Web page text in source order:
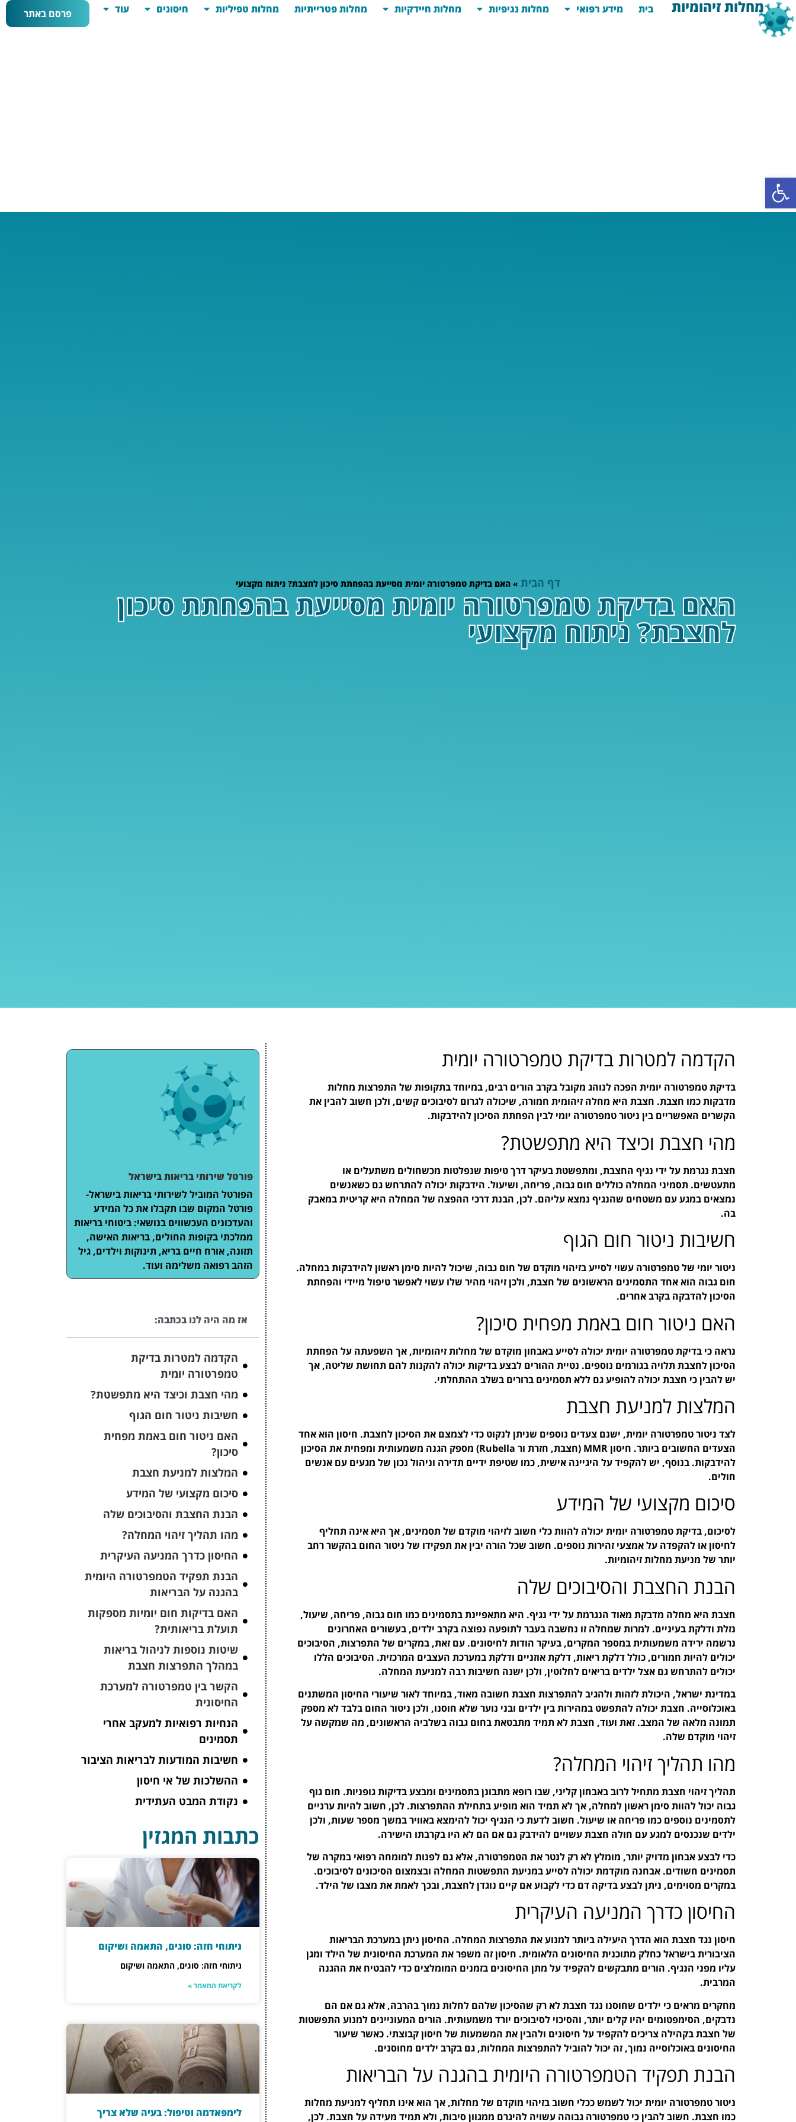
פתח סרגל נגישות
מחלות זיהומיות בית מידע רפואי מחלות נגיפיות מחלות חיידקיות מחלות פטרייתיות מחלות טפיליות חיסונים עוד פרסם באתר
דף הבית » האם בדיקת טמפרטורה יומית מסייעת בהפחתת סיכון לחצבת? ניתוח מקצועי
האם בדיקת טמפרטורה יומית מסייעת בהפחתת סיכון
לחצבת? ניתוח מקצועי
הקדמה למטרות בדיקת טמפרטורה יומית
בדיקת טמפרטורה יומית הפכה לנוהג מקובל בקרב הורים רבים, במיוחד בתקופות של התפרצות מחלות
מדבקות כמו חצבת. חצבת היא מחלה זיהומית חמורה, שיכולה לגרום לסיבוכים קשים, ולכן חשוב להבין את
הקשרים האפשריים בין ניטור טמפרטורה יומי לבין הפחתת הסיכון להידבקות.
מהי חצבת וכיצד היא מתפשטת?
חצבת נגרמת על ידי נגיף החצבת, ומתפשטת בעיקר דרך טיפות שנפלטות מכשחולים משתעלים או
מתעטשים. תסמיני המחלה כוללים חום גבוה, פריחה, ושיעול. הידבקות יכולה להתרחש גם כשאנשים
נמצאים במגע עם משטחים שהנגיף נמצא עליהם. לכן, הבנת דרכי ההפצה של המחלה היא קריטית במאבק
בה.
חשיבות ניטור חום הגוף
ניטור יומי של טמפרטורה עשוי לסייע בזיהוי מוקדם של חום גבוה, שיכול להיות סימן ראשון להידבקות במחלה.
חום גבוה הוא אחד התסמינים הראשונים של חצבת, ולכן זיהוי מהיר שלו עשוי לאפשר טיפול מיידי והפחתת
הסיכון להדבקה בקרב אחרים.
האם ניטור חום באמת מפחית סיכון?
נראה כי בדיקת טמפרטורה יומית יכולה לסייע באבחון מוקדם של מחלות זיהומיות, אך השפעתה על הפחתת
הסיכון לחצבת תלויה בגורמים נוספים. נטיית ההורים לבצע בדיקות יכולה להקנות להם תחושת שליטה, אך
יש להבין כי חצבת יכולה להופיע גם ללא תסמינים ברורים בשלב ההתחלתי.
המלצות למניעת חצבת
לצד ניטור טמפרטורה יומית, ישנם צעדים נוספים שניתן לנקוט כדי לצמצם את הסיכון לחצבת. חיסון הוא אחד
הצעדים החשובים ביותר. חיסון MMR (חצבת, חזרת ור Rubella) מספק הגנה משמעותית ומפחית את הסיכון
להידבקות. בנוסף, יש להקפיד על היגיינה אישית, כמו שטיפת ידיים תדירה וניהול נכון של מגעים עם אנשים
חולים.
סיכום מקצועי של המידע
לסיכום, בדיקת טמפרטורה יומית יכולה להוות כלי חשוב לזיהוי מוקדם של תסמינים, אך היא אינה תחליף
לחיסון או להקפדה על אמצעי זהירות נוספים. חשוב שכל הורה יבין את תפקידו של ניטור החום בהקשר רחב
יותר של מניעת מחלות זיהומיות.
הבנת החצבת והסיבוכים שלה
חצבת היא מחלה מדבקת מאוד הנגרמת על ידי נגיף. היא מתאפיינת בתסמינים כמו חום גבוה, פריחה, שיעול,
נזלת ודלקת בעיניים. למרות שמחלה זו נחשבה בעבר לתופעה נפוצה בקרב ילדים, בעשורים האחרונים
נרשמה ירידה משמעותית במספר המקרים, בעיקר הודות לחיסונים. עם זאת, במקרים של התפרצות, הסיבוכים
יכולים להיות חמורים, כולל דלקת ריאות, דלקת אוזניים ודלקת במערכת העצבים המרכזית. הסיבוכים הללו
יכולים להתרחש גם אצל ילדים בריאים לחלוטין, ולכן ישנה חשיבות רבה למניעת המחלה.
במדינת ישראל, היכולת לזהות ולהגיב להתפרצות חצבת חשובה מאוד, במיוחד לאור שיעורי החיסון המשתנים
באוכלוסייה. חצבת יכולה להתפשט במהירות בין ילדים ובני נוער שלא חוסנו, ולכן ניטור החום בלבד לא מספק
תמונה מלאה של המצב. זאת ועוד, חצבת לא תמיד מתבטאת בחום גבוה בשלביה הראשונים, מה שמקשה על
זיהוי מוקדם שלה.
מהו תהליך זיהוי המחלה?
תהליך זיהוי חצבת מתחיל לרוב באבחון קליני, שבו רופא מתבונן בתסמינים ומבצע בדיקות גופניות. חום גוף
גבוה יכול להוות סימן ראשון למחלה, אך לא תמיד הוא מופיע בתחילת ההתפרצות. לכן, חשוב להיות ערניים
לתסמינים נוספים כמו פריחה או שיעול. חשוב לדעת כי הנגיף יכול להימצא באוויר במשך מספר שעות, ולכן
ילדים שנכנסים למגע עם חולה חצבת עשויים להידבק גם אם הם לא היו בקרבתו הישירה.
כדי לבצע אבחון מדויק יותר, מומלץ לא רק לנטר את הטמפרטורה, אלא גם לפנות למומחה רפואי במקרה של
תסמינים חשודים. אבחנה מוקדמת יכולה לסייע במניעת התפשטות המחלה ובצמצום הסיכונים לסיבוכים.
במקרים מסוימים, ניתן לבצע בדיקה דם כדי לקבוע אם קיים נוגדן לחצבת, ובכך לאמת את מצבו של הילד.
החיסון כדרך המניעה העיקרית
חיסון נגד חצבת הוא הדרך היעילה ביותר למנוע את התפרצות המחלה. החיסון ניתן במערכת הבריאות
הציבורית בישראל כחלק מתוכנית החיסונים הלאומית. חיסון זה משפר את המערכת החיסונית של הילד ומגן
עליו מפני הנגיף. הורים מתבקשים להקפיד על מתן החיסונים בזמנים המומלצים כדי להבטיח את ההגנה
המרבית.
מחקרים מראים כי ילדים שחוסנו נגד חצבת לא רק שהסיכון שלהם לחלות נמוך בהרבה, אלא גם אם הם
נדבקים, הסימפטומים יהיו קלים יותר, והסיכוי לסיבוכים יורד משמעותית. הורים המעוניינים למנוע התפשטות
של חצבת בקהילה צריכים להקפיד על חיסונים ולהבין את המשמעות של חיסון קבוצתי. כאשר שיעור
החיסונים באוכלוסייה נמוך, זה יכול להוביל להתפרצות המחלות, גם בקרב ילדים מחוסנים.
הבנת תפקיד הטמפרטורה היומית בהגנה על הבריאות
ניטור טמפרטורה יומית יכול לשמש ככלי חשוב בזיהוי מוקדם של מחלות, אך הוא אינו תחליף למניעת מחלות
כמו חצבת. חשוב להבין כי טמפרטורה גבוהה עשויה להיגרם ממגוון סיבות, ולא תמיד מעידה על חצבת. לכן,
פורטל שירותי בריאות בישראל
הפורטל המוביל לשירותי בריאות בישראל-
פורטל המקום שבו תקבלו את כל המידע
והעדכונים העכשווים בנושאי: ביטוחי בריאות
ממלכתי בקופות החולים, בריאות האישה,
תזונה, אורח חיים בריא, תינוקות וילדים, גיל
הזהב רפואה משלימה ועוד.
אז מה היה לנו בכתבה:
הקדמה למטרות בדיקת
טמפרטורה יומית
מהי חצבת וכיצד היא מתפשטת?
חשיבות ניטור חום הגוף
האם ניטור חום באמת מפחית
סיכון?
המלצות למניעת חצבת
סיכום מקצועי של המידע
הבנת החצבת והסיבוכים שלה
מהו תהליך זיהוי המחלה?
החיסון כדרך המניעה העיקרית
הבנת תפקיד הטמפרטורה היומית
בהגנה על הבריאות
האם בדיקות חום יומיות מספקות
תועלת בריאותית?
שיטות נוספות לניהול בריאות
במהלך התפרצות חצבת
הקשר בין טמפרטורה למערכת
החיסונית
הנחיות רפואיות למעקב אחרי
תסמינים
חשיבות המודעות לבריאות הציבור
ההשלכות של אי חיסון
נקודת המבט העתידית
כתבות המגזין
ניתוחי חזה: סוגים, התאמה ושיקום
ניתוחי חזה: סוגים, התאמה ושיקום
לקריאת המאמר »
לימפאדמה וטיפול: בעיה שלא צריך